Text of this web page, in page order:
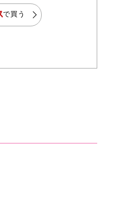
で買う